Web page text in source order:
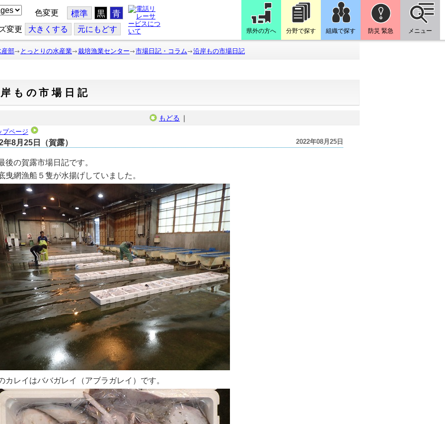
色変更 標準 黒 青
変更 大きくする 元にもどす 県外の方へ 分野で探す 組織で探す 防災 緊急 メニュー
産部 とっとりの水産業 栽培漁業センター 市場日記・コラム 沿岸もの市場日記
もの市場日記
もどる ｜
プページ
2022年08月25日
年8月25日（賀露）
後の賀露市場日記です。
曳網漁船５隻が水揚げしていました。
カレイはババガレイ（アブラガレイ）です。